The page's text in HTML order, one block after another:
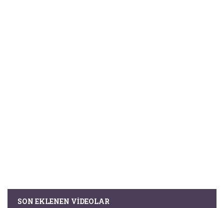
SON EKLENEN VIDEOLAR